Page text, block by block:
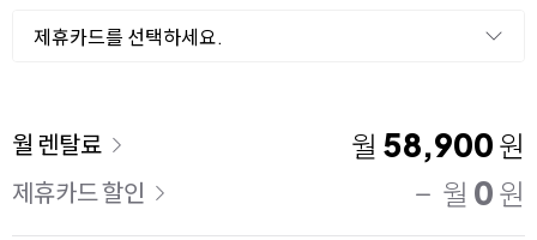
제휴카드를 선택하세요.
이용 요금
월 렌탈료 월 58,900 원
제휴카드 할인 월 0 원